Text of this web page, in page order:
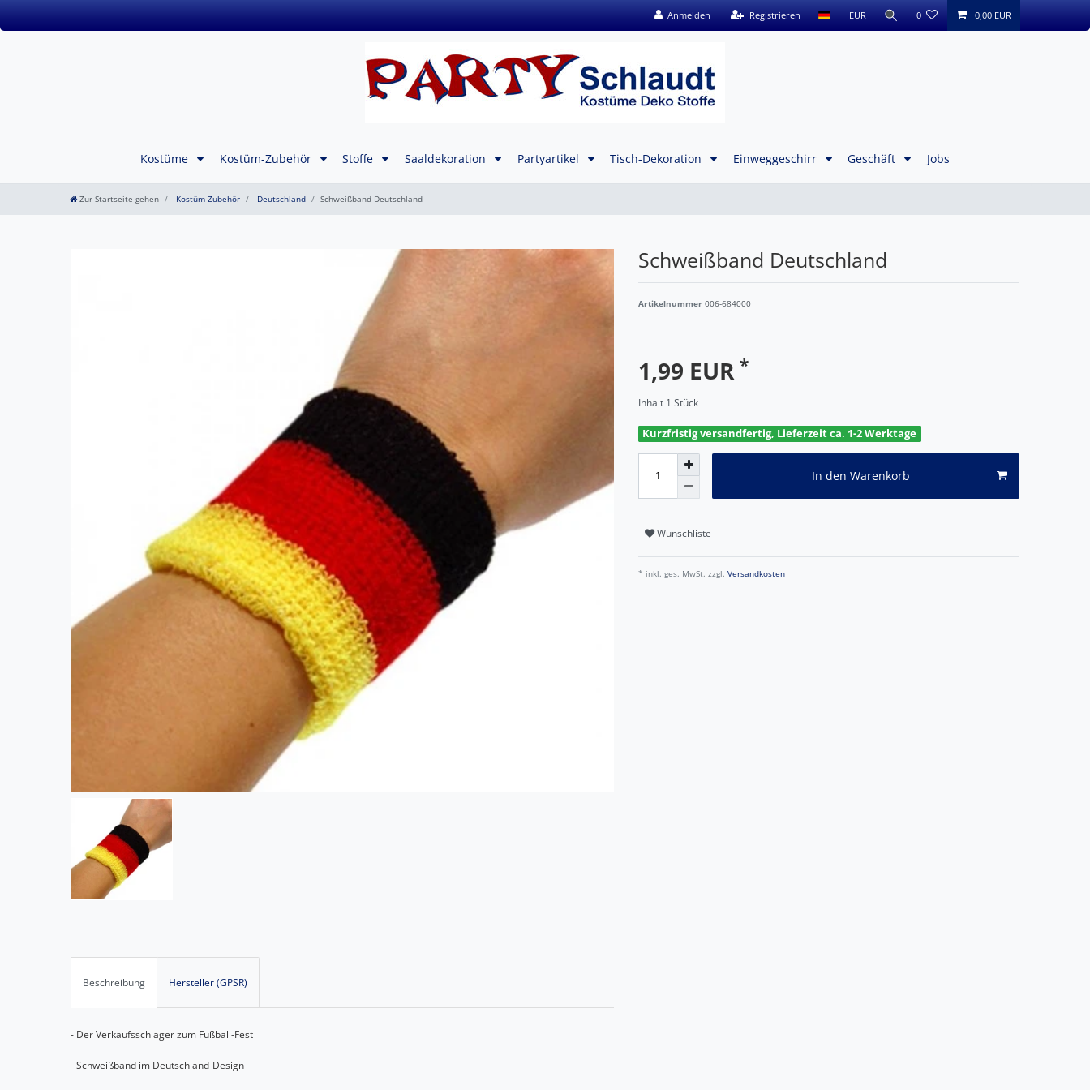
Anmelden Registrieren EUR 0 0,00 EUR
Kostüme Kostüm-Zubehör Stoffe Saaldekoration Partyartikel Tisch-Dekoration Einweggeschirr Geschäft Jobs
Zur Startseite gehen Kostüm-Zubehör Deutschland Schweißband Deutschland
Schweißband Deutschland
Artikelnummer 006-684000
1,99 EUR *
Inhalt 1 Stück
Kurzfristig versandfertig, Lieferzeit ca. 1-2 Werktage
In den Warenkorb
Wunschliste
* inkl. ges. MwSt. zzgl. Versandkosten
Beschreibung Hersteller (GPSR)
- Der Verkaufsschlager zum Fußball-Fest
- Schweißband im Deutschland-Design